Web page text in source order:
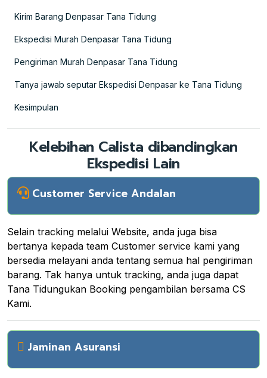
Kirim Barang Denpasar Tana Tidung
Ekspedisi Murah Denpasar Tana Tidung
Pengiriman Murah Denpasar Tana Tidung
Tanya jawab seputar Ekspedisi Denpasar ke Tana Tidung
Kesimpulan
Kelebihan Calista dibandingkan
Ekspedisi Lain
Customer Service Andalan
Selain tracking melalui Website, anda juga bisa
bertanya kepada team Customer service kami yang
bersedia melayani anda tentang semua hal pengiriman
barang. Tak hanya untuk tracking, anda juga dapat
Tana Tidungukan Booking pengambilan bersama CS
Kami.
Jaminan Asuransi